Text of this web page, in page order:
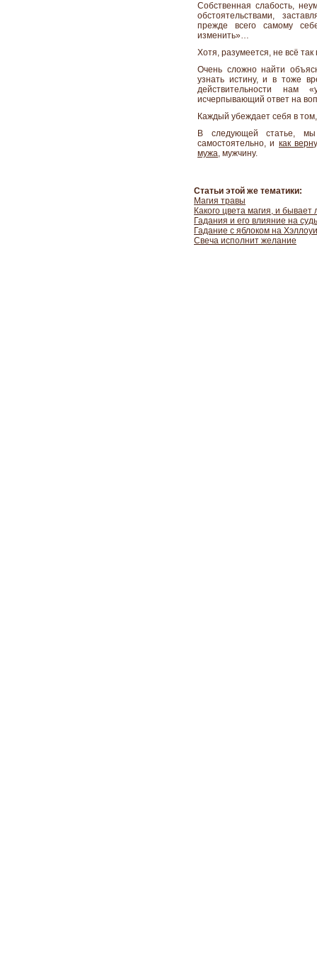
Собственная слабость,
обстоятельствами,
прежде всего самому
изменить»…
Хотя, разумеется, не всё так
Очень сложно найти
узнать истину, и в тоже
действительности нам
исчерпывающий ответ на
Каждый убеждает себя в
В следующей статье,
самостоятельно, и как
мужа, мужчину.
Статьи этой же тематики:
Магия травы
Какого цвета магия, и
Гадания и его влияние на
Гадание с яблоком на
Свеча исполнит желание